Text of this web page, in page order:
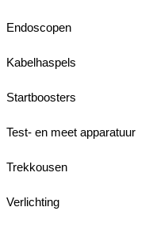
Endoscopen
Kabelhaspels
Startboosters
Test- en meet apparatuur
Trekkousen
Verlichting